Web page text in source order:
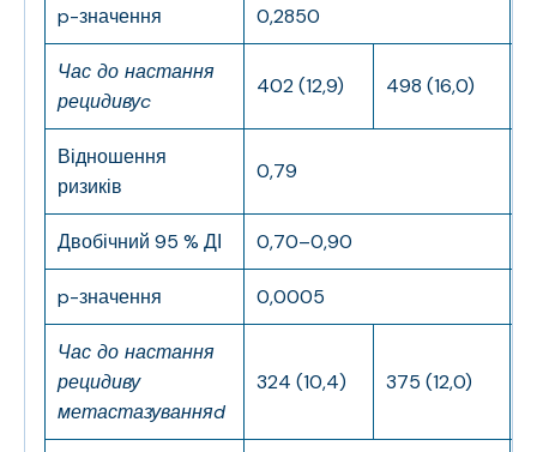
p-значення 0,2850
Час до настання
рецидивуc
402 (12,9) 498 (16,0)
Відношення
ризиків
0,79
Двобічний 95 % ДІ 0,70–0,90
p-значення 0,0005
Час до настання
рецидиву
метастазуванняd
324 (10,4) 375 (12,0)